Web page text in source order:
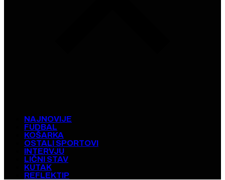
NAJNOVIJE
FUDBAL
KOŠARKA
OSTALI SPORTOVI
INTERVJU
LIČNI STAV
KUTAK
REFLEKTIP